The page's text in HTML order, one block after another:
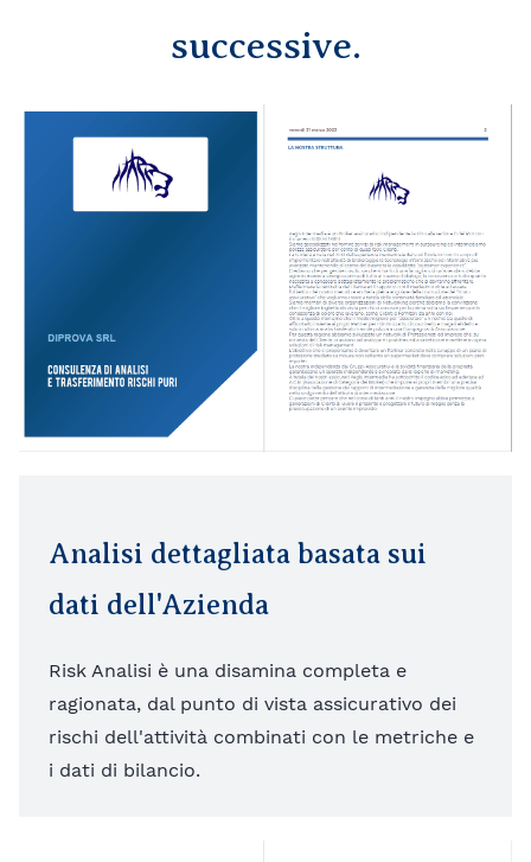
successive.
Analisi dettagliata basata sui
dati dell'Azienda
Risk Analisi è una disamina completa e
ragionata, dal punto di vista assicurativo dei
rischi dell'attività combinati con le metriche e
i dati di bilancio.